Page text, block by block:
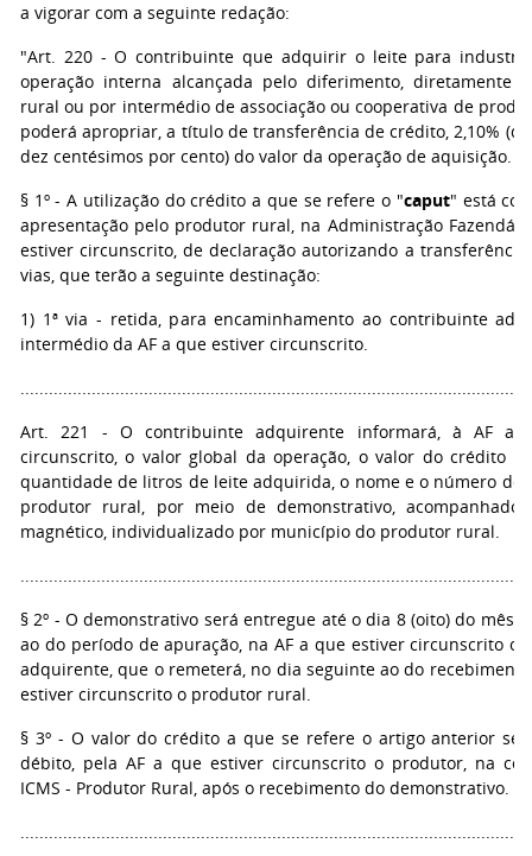
a vigorar com a seguinte redação:
"Art. 220 - O contribuinte que adquirir o leite para
operação interna alcançada pelo diferimento, diretamente
rural ou por intermédio de associação ou cooperativa de
poderá apropriar, a título de transferência de crédito, 2,10%
dez centésimos por cento) do valor da operação de aquisição.
§ 1º - A utilização do crédito a que se refere o "caput" está
apresentação pelo produtor rural, na Administração
estiver circunscrito, de declaração autorizando a
vias, que terão a seguinte destinação:
1) 1ª via - retida, para encaminhamento ao contribuinte
intermédio da AF a que estiver circunscrito.
Art. 221 - O contribuinte adquirente informará, à AF a
circunscrito, o valor global da operação, o valor do crédito
quantidade de litros de leite adquirida, o nome e o número de
produtor rural, por meio de demonstrativo, acompanhado
magnético, individualizado por município do produtor rural.
§ 2º - O demonstrativo será entregue até o dia 8 (oito) do mês
ao do período de apuração, na AF a que estiver circunscrito o
adquirente, que o remeterá, no dia seguinte ao do
estiver circunscrito o produtor rural.
§ 3º - O valor do crédito a que se refere o artigo anterior
débito, pela AF a que estiver circunscrito o produtor, na
ICMS - Produtor Rural, após o recebimento do demonstrativo.